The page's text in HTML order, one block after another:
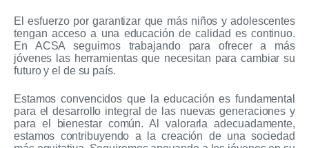
El esfuerzo por garantizar que más niños y adolescentes
tengan acceso a una educación de calidad es continuo.
En ACSA seguimos trabajando para ofrecer a más
jóvenes las herramientas que necesitan para cambiar su
futuro y el de su país.
Estamos convencidos que la educación es fundamental
para el desarrollo integral de las nuevas generaciones y
para el bienestar común. Al valorarla adecuadamente,
estamos contribuyendo a la creación de una sociedad